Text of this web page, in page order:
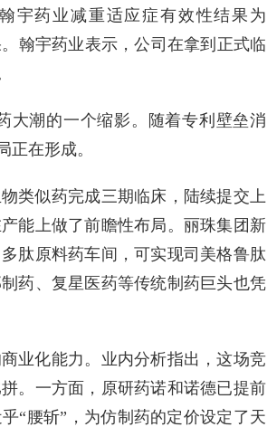
宇药业减重适应症有效性结果为
翰宇药业表示，公司在拿到正式临
大潮的一个缩影。随着专利壁垒消
在形成。
类似药完成三期临床，陆续提交上
能上做了前瞻性布局。丽珠集团新
肽原料药车间，可实现司美格鲁肽
药、复星医药等传统制药巨头也凭
业化能力。业内分析指出，这场竞
。一方面，原研药诺和诺德已提前
“腰斩”，为仿制药的定价设定了天